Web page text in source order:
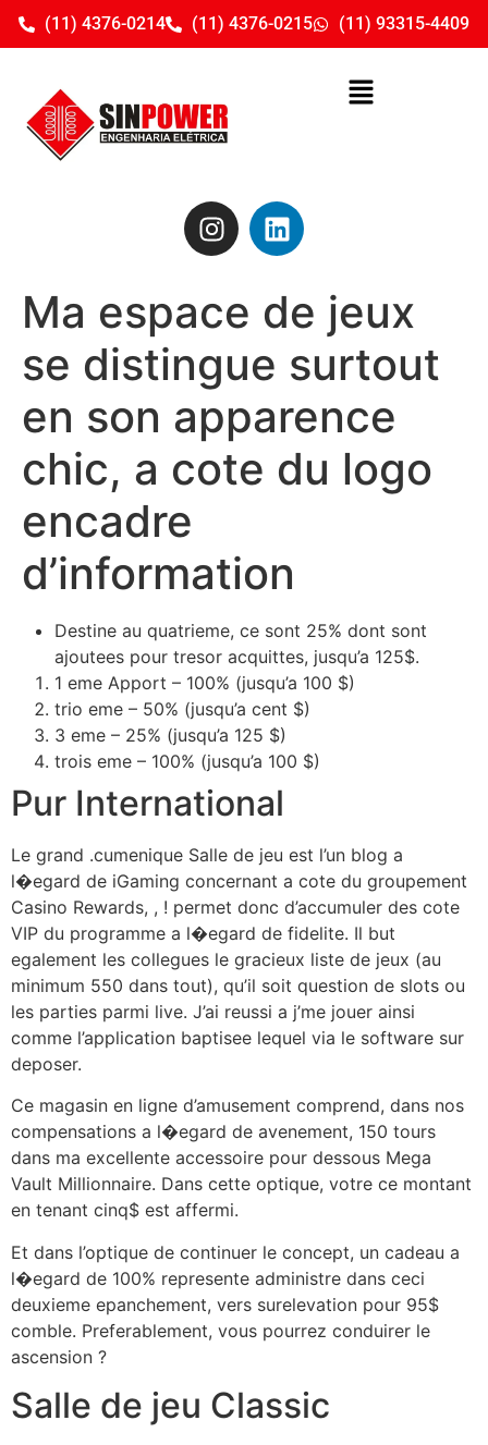
(11) 4376-0214 (11) 4376-0215 (11) 93315-4409
Ma espace de jeux
se distingue surtout
en son apparence
chic, a cote du logo
encadre
d’information
Destine au quatrieme, ce sont 25% dont sont
ajoutees pour tresor acquittes, jusqu’a 125$.
1 eme Apport – 100% (jusqu’a 100 $)
trio eme – 50% (jusqu’a cent $)
3 eme – 25% (jusqu’a 125 $)
trois eme – 100% (jusqu’a 100 $)
Pur International
Le grand .cumenique Salle de jeu est l’un blog a
l�egard de iGaming concernant a cote du groupement
Casino Rewards, , ! permet donc d’accumuler des cote
VIP du programme a l�egard de fidelite. Il but
egalement les collegues le gracieux liste de jeux (au
minimum 550 dans tout), qu’il soit question de slots ou
les parties parmi live. J’ai reussi a j’me jouer ainsi
comme l’application baptisee lequel via le software sur
deposer.
Ce magasin en ligne d’amusement comprend, dans nos
compensations a l�egard de avenement, 150 tours
dans ma excellente accessoire pour dessous Mega
Vault Millionnaire. Dans cette optique, votre ce montant
en tenant cinq$ est affermi.
Et dans l’optique de continuer le concept, un cadeau a
l�egard de 100% represente administre dans ceci
deuxieme epanchement, vers surelevation pour 95$
comble. Preferablement, vous pourrez conduirer le
ascension ?
Salle de jeu Classic